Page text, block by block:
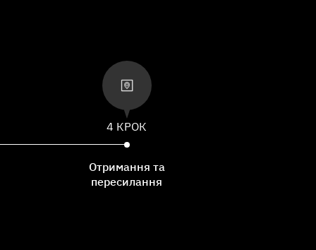
4 КРОК
Отримання та
пересилання